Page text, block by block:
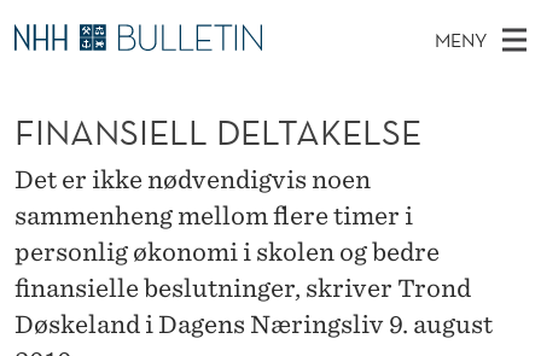
F
N
A
N
S
E
MENY
V
E
D
M
E
N
K
I
E
T
T
S
E
D
E
Stipendiater og nye forskerprofiler
Disputaser
Ekspertutvalg
Om Bulletin
FINANSIELL DELTAKELSE
Det er ikke nødvendigvis noen
sammenheng mellom flere timer i
personlig økonomi i skolen og bedre
finansielle beslutninger, skriver Trond
Døskeland i Dagens Næringsliv 9. august